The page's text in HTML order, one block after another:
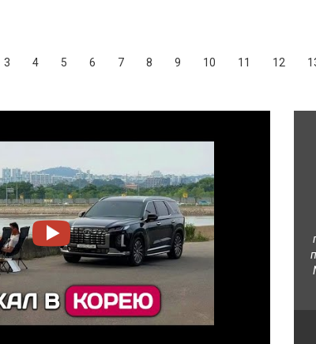
3 4 5 6 7 8 9 10 11 12